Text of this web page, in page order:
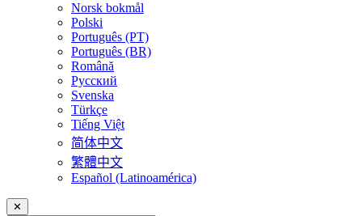
Norsk bokmål
Polski
Português (PT)
Português (BR)
Română
Русский
Svenska
Türkçe
Tiếng Việt
简体中文
繁體中文
Español (Latinoamérica)
✕